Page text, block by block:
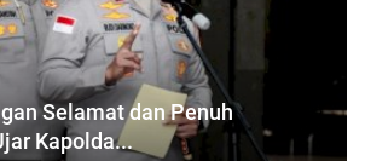
Selamat dan Penuh
Kapolda...